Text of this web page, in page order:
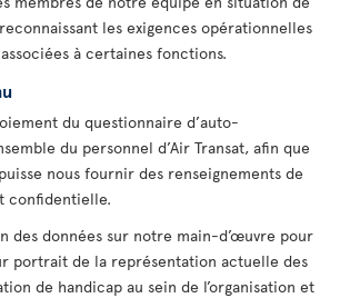
les exigences opérationnelles
à certaines fonctions.
du questionnaire d’auto-
du personnel d’Air Transat, afin que
nous fournir des renseignements de
confidentielle.
des données sur notre main-d’œuvre pour
portrait de la représentation actuelle des
de handicap au sein de l’organisation et